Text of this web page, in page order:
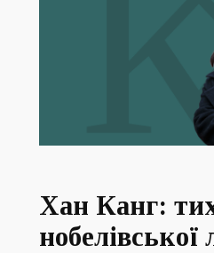
Хан Канг:
нобелівської